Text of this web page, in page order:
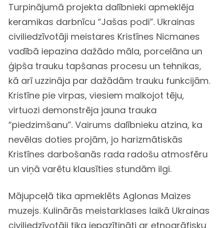
Turpinājumā projekta dalībnieki apmeklēja
keramikas darbnīcu “Jašas podi”. Ukrainas
civiliedzīvotāji meistares Kristīnes Nicmanes
vadībā iepazina dažādo māla, porcelāna un
ģipša trauku tapšanas procesu un tehnikas,
kā arī uzzināja par dažādām trauku funkcijām.
Kristīne pie virpas, viesiem malkojot tēju,
virtuozi demonstrēja jauna trauka
“piedzimšanu”. Vairums dalībnieku atzina, ka
nevēlas doties projām, jo harizmātiskās
Kristīnes darbošanās rada radošu atmosfēru
un viņā varētu klausīties stundām ilgi.
Mājupceļā tika apmeklēts Aglonas Maizes
muzejs. Kulinārās meistarklases laikā Ukrainas
civiliedzīvotāji tika iepazītināti ar etnogrāfisku